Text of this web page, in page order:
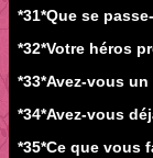
*31*Que se
*32*Votre héros
*33*Avez-vous
*34*Avez-vous
*35*Ce que vous